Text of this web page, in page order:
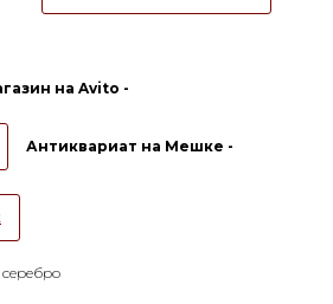
на Avito -
Антиквариат на Мешке -